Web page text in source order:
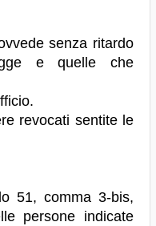
senza ritardo
e quelle che
revocati sentite le
51, comma 3-bis,
persone indicate